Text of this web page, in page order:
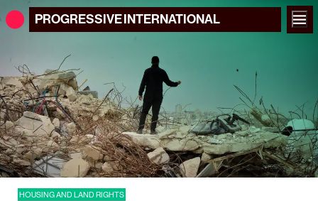
PROGRESSIVEINTERNATIONAL
HOUSING AND LAND RIGHTS